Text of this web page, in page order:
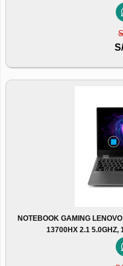
NOTEBOOK GAMING
13700HX 2.1 5.0GHZ,